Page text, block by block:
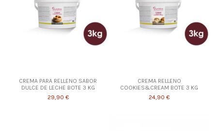
CREMA PARA RELLENO SABOR
DULCE DE LECHE BOTE 3 KG
29,90 €
CREMA RELLENO
COOKIES&CREAM BOTE 3 KG
24,90 €